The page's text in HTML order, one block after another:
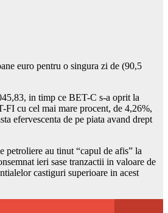
euro pentru o singura zi de (90,5
in timp ce BET-C s-a oprit la
FI cu cel mai mare procent, de 4,26%,
efervescenta de pe piata avand drept
au tinut “capul de afis” la
ieri sase tranzactii in valoare de
castiguri superioare in acest